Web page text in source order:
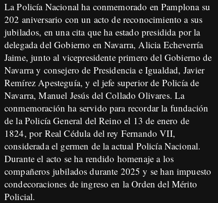
La Policía Nacional ha conmemorado en Pamplona su
202 aniversario con un acto de reconocimiento a sus
jubilados, en una cita que ha estado presidida por la
delegada del Gobierno en Navarra, Alicia Echeverría
Jaime, junto al vicepresidente primero del Gobierno de
Navarra y consejero de Presidencia e Igualdad, Javier
Remírez Apesteguía, y el jefe superior de Policía de
Navarra, Manuel Jesús del Collado Olivares. La
conmemoración ha servido para recordar la fundación
de la Policía General del Reino el 13 de enero de
1824, por Real Cédula del rey Fernando VII,
considerada el germen de la actual Policía Nacional.
Durante el acto se ha rendido homenaje a los
compañeros jubilados durante 2025 y se han impuesto
condecoraciones de ingreso en la Orden del Mérito
Policial.